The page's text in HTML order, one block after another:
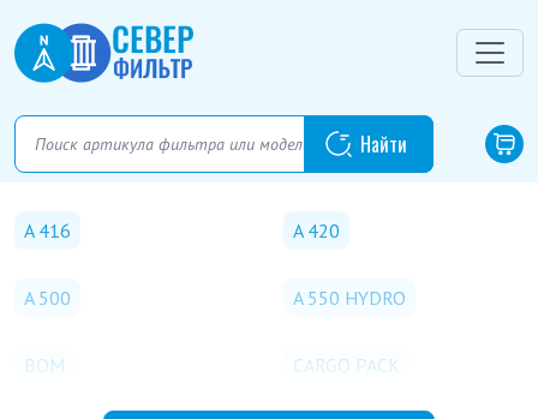
A 416 A 420
A 500 A 550 HYDRO
BOM CARGO PACK